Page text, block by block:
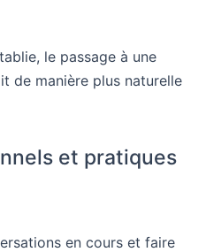
le passage à une
de manière plus naturelle
et pratiques
en cours et faire